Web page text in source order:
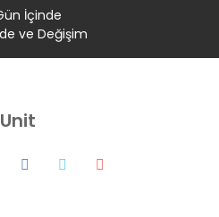
İçinde
ve Değişim